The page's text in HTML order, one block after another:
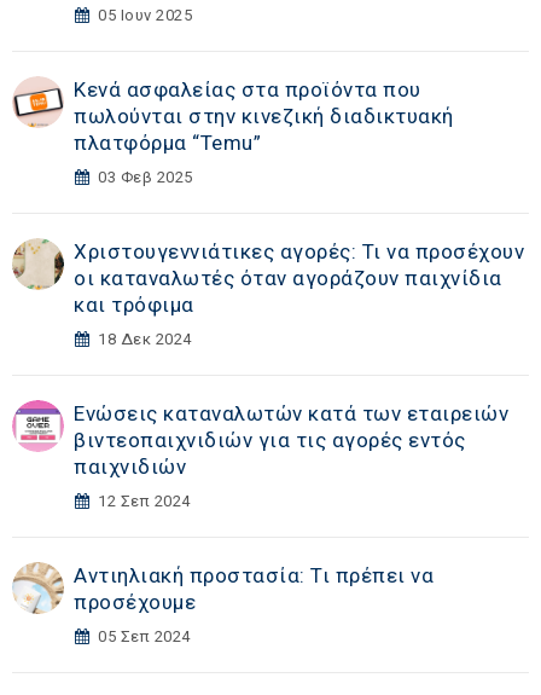
05 Ιουν 2025
Κενά ασφαλείας στα προϊόντα που
πωλούνται στην κινεζική διαδικτυακή
πλατφόρμα “Temu”
03 Φεβ 2025
Χριστουγεννιάτικες αγορές: Τι να προσέχουν
οι καταναλωτές όταν αγοράζουν παιχνίδια
και τρόφιμα
18 Δεκ 2024
Ενώσεις καταναλωτών κατά των εταιρειών
βιντεοπαιχνιδιών για τις αγορές εντός
παιχνιδιών
12 Σεπ 2024
Αντιηλιακή προστασία: Τι πρέπει να
προσέχουμε
05 Σεπ 2024